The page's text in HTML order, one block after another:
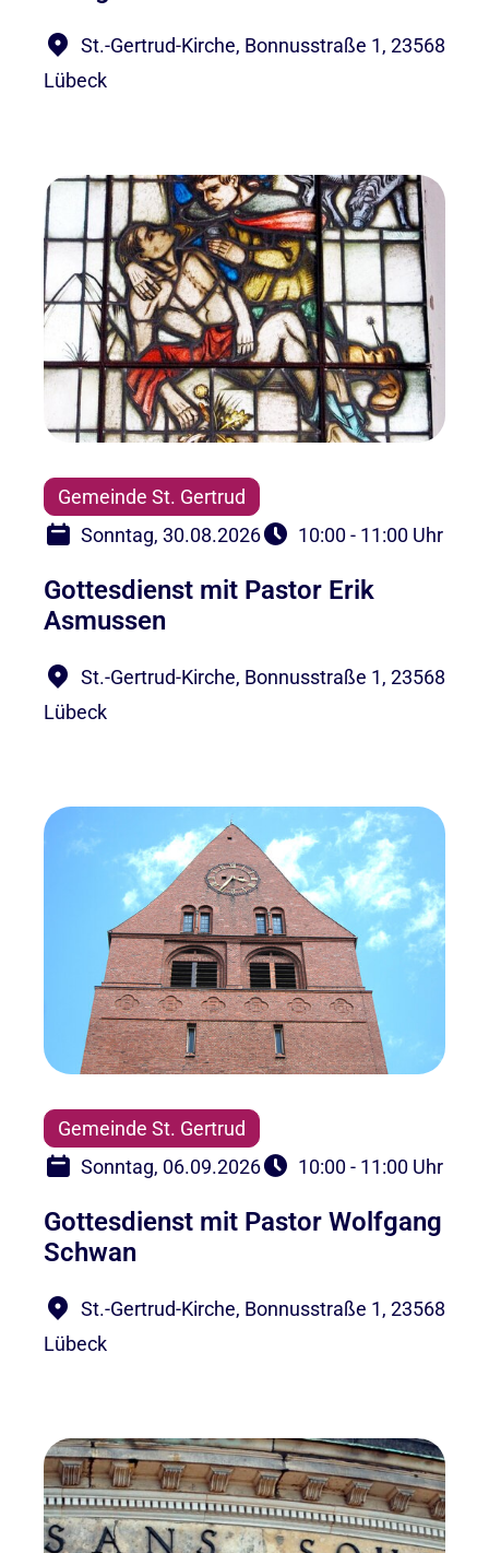
St.-Gertrud-Kirche, Bonnusstraße 1, 23568
Lübeck
Gemeinde St. Gertrud
Sonntag, 30.08.2026
10:00 - 11:00 Uhr
Gottesdienst mit Pastor Erik
Asmussen
St.-Gertrud-Kirche, Bonnusstraße 1, 23568
Lübeck
Gemeinde St. Gertrud
Sonntag, 06.09.2026
10:00 - 11:00 Uhr
Gottesdienst mit Pastor Wolfgang
Schwan
St.-Gertrud-Kirche, Bonnusstraße 1, 23568
Lübeck